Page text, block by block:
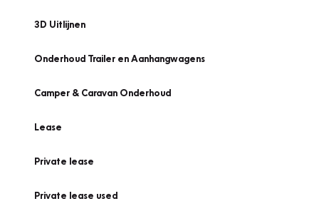
3D Uitlijnen
Onderhoud Trailer en Aanhangwagens
Camper & Caravan Onderhoud
Lease
Private lease
Private lease used